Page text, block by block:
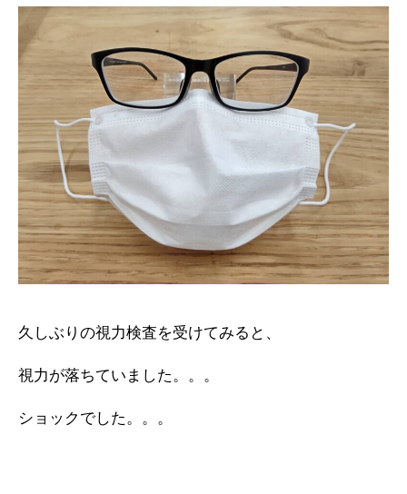
久しぶりの視力検査を受けてみると、
視力が落ちていました。。。
ショックでした。。。